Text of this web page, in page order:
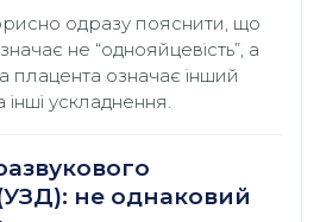
одразу пояснити, що
не “однояйцевість”, а
плацента означає інший
інші ускладнення.
не однаковий